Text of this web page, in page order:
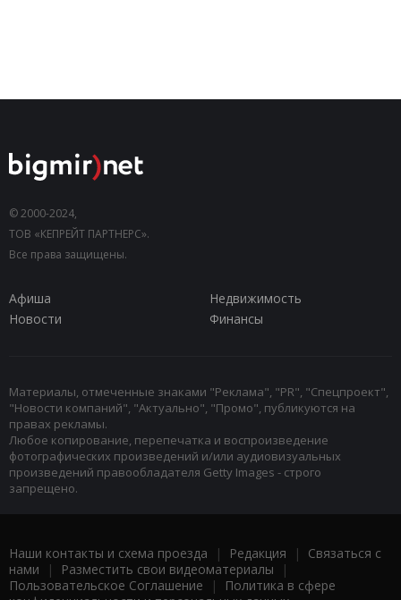
© 2000-2024,
ТОВ «КЕПРЕЙТ ПАРТНЕРС».
Все права защищены.
Афиша
Недвижимость
Новости
Финансы
Материалы, отмеченные знаками "Реклама", "PR", "Спецпроект",
"Новости компаний", "Актуально", "Промо", публикуются на
правах рекламы.
Любое копирование, перепечатка и воспроизведение
фотографических произведений и/или аудиовизуальных
произведений правообладателя Getty Images - строго
запрещено.
Наши контакты и схема проезда | Редакция | Связаться с
нами | Разместить свои видеоматериалы |
Пользовательское Соглашение |
Политика в сфере